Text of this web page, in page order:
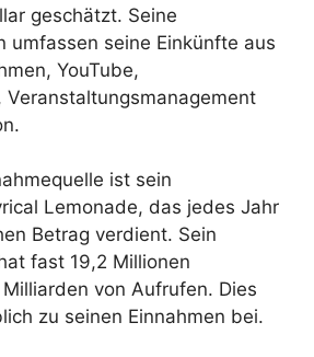
geschätzt. Seine
umfassen seine Einkünfte aus
YouTube,
Veranstaltungsmanagement
ist sein
Lemonade, das jedes Jahr
Betrag verdient. Sein
fast 19,2 Millionen
von Aufrufen. Dies
zu seinen Einnahmen bei.